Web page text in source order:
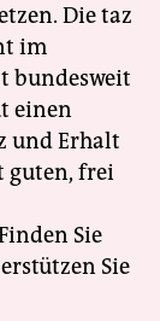
Die taz
im
bundesweit
einen
und Erhalt
guten, frei
Sie
Sie